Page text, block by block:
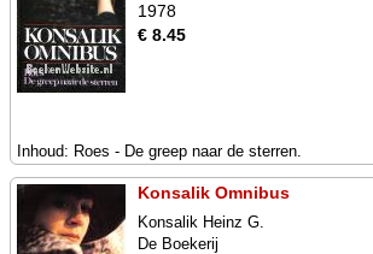
1978
€ 8.45
Inhoud: Roes - De greep naar de sterren.
Konsalik Omnibus
Konsalik Heinz G.
De Boekerij